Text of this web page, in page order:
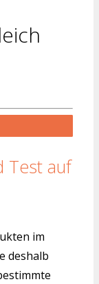
Test auf
im
deshalb